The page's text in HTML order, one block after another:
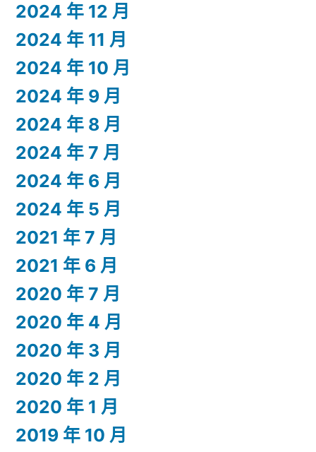
2024 年 12 月
2024 年 11 月
2024 年 10 月
2024 年 9 月
2024 年 8 月
2024 年 7 月
2024 年 6 月
2024 年 5 月
2021 年 7 月
2021 年 6 月
2020 年 7 月
2020 年 4 月
2020 年 3 月
2020 年 2 月
2020 年 1 月
2019 年 10 月